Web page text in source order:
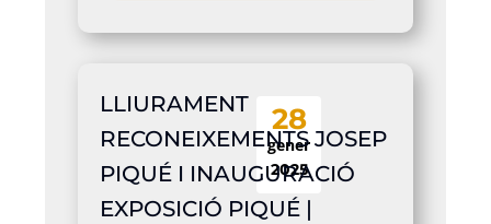
28
gener
2025
LLIURAMENT
RECONEIXEMENTS JOSEP
PIQUÉ I INAUGURACIÓ
EXPOSICIÓ PIQUÉ |